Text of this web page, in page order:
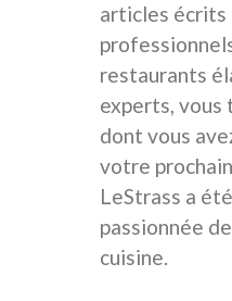
articles écrits
restaurants
experts,
dont vous
votre
LeStrass a
passionnée
cuisine.